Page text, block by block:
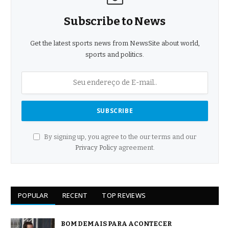
Subscribe to News
Get the latest sports news from NewsSite about world,
sports and politics.
By signing up, you agree to the our terms and our
Privacy Policyagreement.
POPULAR RECENT TOP REVIEWS
BOM DEMAIS PARA ACONTECER